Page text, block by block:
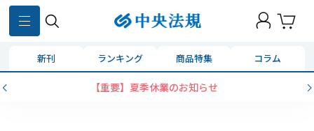
新刊 ランキング 商品特集 コラム
【重要】夏季休業のお知らせ